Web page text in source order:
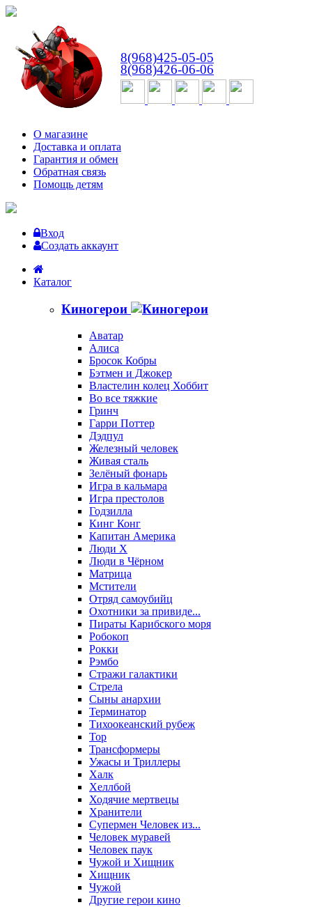
8(968)425-05-05
8(968)426-06-06
О магазине
Доставка и оплата
Гарантия и обмен
Обратная связь
Помощь детям
Вход
Создать аккаунт
Каталог
Киногерои
Аватар
Алиса
Бросок Кобры
Бэтмен и Джокер
Властелин колец Хоббит
Во все тяжкие
Гринч
Гарри Поттер
Дэдпул
Железный человек
Живая сталь
Зелёный фонарь
Игра в кальмара
Игра престолов
Годзилла
Кинг Конг
Капитан Америка
Люди X
Люди в Чёрном
Матрица
Мстители
Отряд самоубийц
Охотники за привиде...
Пираты Карибского моря
Робокоп
Рокки
Рэмбо
Стражи галактики
Стрела
Сыны анархии
Терминатор
Тихоокеанский рубеж
Тор
Трансформеры
Ужасы и Триллеры
Халк
Хеллбой
Ходячие мертвецы
Хранители
Супермен Человек из...
Человек муравей
Человек паук
Чужой и Хищник
Хищник
Чужой
Другие герои кино